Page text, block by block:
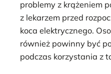
problemy z krążeniem
z lekarzem przed
koca elektrycznego.
również powinny być
podczas korzystania z